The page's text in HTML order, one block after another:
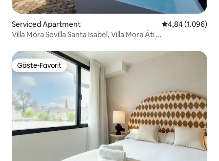
Serviced Apartment
4,84 (1.096)
Villa Mora Sevilla Santa Isabel, Villa Mora Áti ...
Gäste-Favorit
Gäste-Favorit